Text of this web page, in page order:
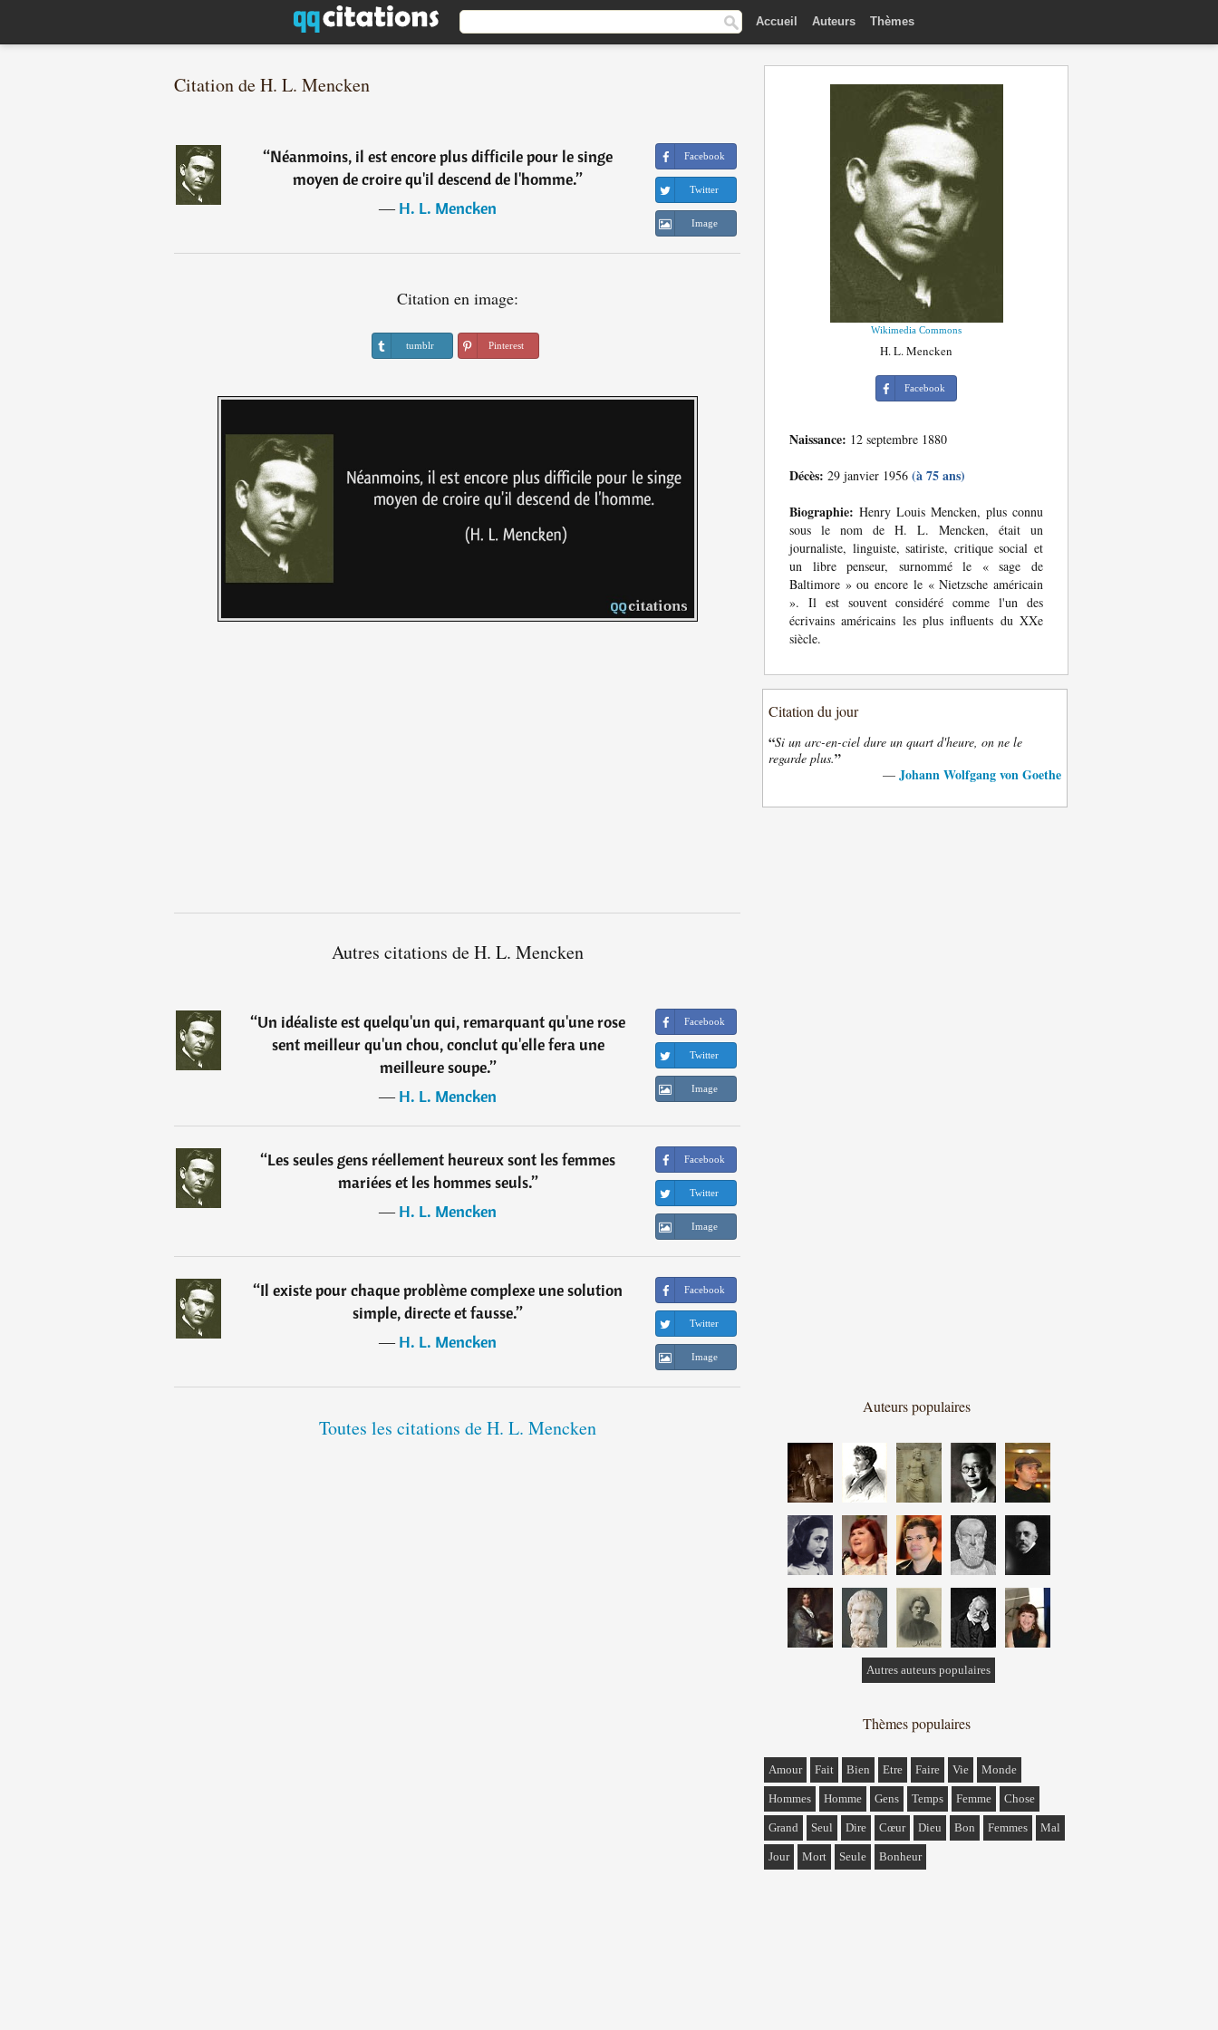
Accueil Auteurs Thèmes
Citation de H. L. Mencken
“Néanmoins, il est encore plus difficile pour le singe
moyen de croire qu'il descend de l'homme.”
―H. L. Mencken
Facebook
Twitter
Image
Citation en image:
tumblr Pinterest
Autres citations de H. L. Mencken
“Un idéaliste est quelqu'un qui, remarquant qu'une rose
sent meilleur qu'un chou, conclut qu'elle fera une
meilleure soupe.”
―H. L. Mencken
Facebook
Twitter
Image
“Les seules gens réellement heureux sont les femmes
mariées et les hommes seuls.”
―H. L. Mencken
Facebook
Twitter
Image
“Il existe pour chaque problème complexe une solution
simple, directe et fausse.”
―H. L. Mencken
Facebook
Twitter
Image
Toutes les citations de H. L. Mencken
Wikimedia Commons
H. L. Mencken
Facebook
Naissance: 12 septembre 1880
Décès: 29 janvier 1956 (à 75 ans)
Biographie: Henry Louis Mencken, plus connu
sous le nom de H. L. Mencken, était un
journaliste, linguiste, satiriste, critique social et
un libre penseur, surnommé le « sage de
Baltimore » ou encore le « Nietzsche américain
». Il est souvent considéré comme l'un des
écrivains américains les plus influents du XXe
siècle.
Citation du jour
“Si un arc-en-ciel dure un quart d'heure, on ne le
regarde plus.”
— Johann Wolfgang von Goethe
Auteurs populaires
Autres auteurs populaires
Thèmes populaires
Amour Fait Bien Etre Faire Vie Monde
Hommes Homme Gens Temps Femme Chose
Grand Seul Dire Cœur Dieu Bon Femmes Mal
Jour Mort Seule Bonheur